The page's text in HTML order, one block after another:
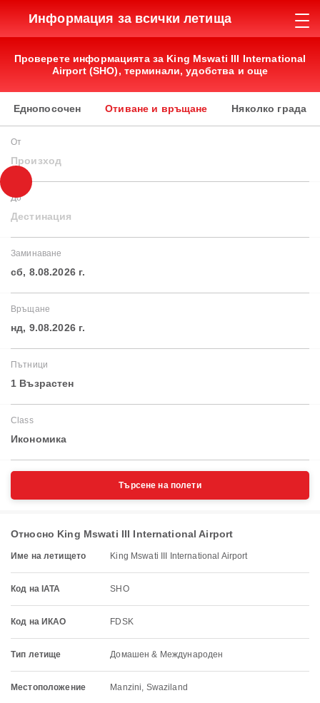
Информация за всички летища
Проверете информацията за King Mswati III International
Airport (SHO), терминали, удобства и още
Еднопосочен Отиване и връщане Няколко града
От
Произход
До
Дестинация
Заминаване
сб, 8.08.2026 г.
Връщане
нд, 9.08.2026 г.
Пътници
1 Възрастен
Class
Икономика
Търсене на полети
Относно King Mswati III International Airport
Име на летището King Mswati III International Airport
Код на IATA SHO
Код на ИКАО FDSK
Тип летище Домашен & Международен
Местоположение Manzini, Swaziland